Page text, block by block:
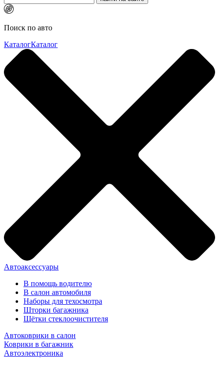
Поиск по авто
КаталогКаталог
Автоаксессуары
В помощь водителю
В салон автомобиля
Наборы для техосмотра
Шторки багажника
Щётки стеклоочистителя
Автоковрики в салон
Коврики в багажник
Автоэлектроника